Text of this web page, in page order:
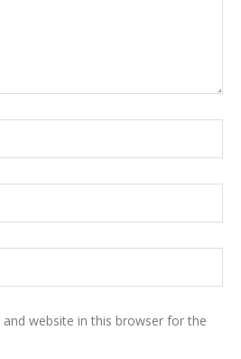
website in this browser for the